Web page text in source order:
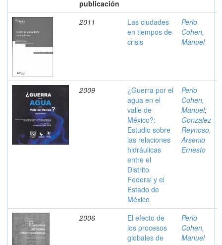
publicación
2011
Las ciudades
en tiempos de
crisis
Perlo
Cohen,
Manuel
2009
¿Guerra por el
agua en el
valle de
México?:
Estudio sobre
las relaciones
hidráulicas
entre el
Distrito
Federal y el
Estado de
México
Perlo
Cohen,
Manuel;
Gonzalez
Reynoso,
Arsenio
Ernesto
2006
El efecto de
los procesos
globales de
Perlo
Cohen,
Manuel